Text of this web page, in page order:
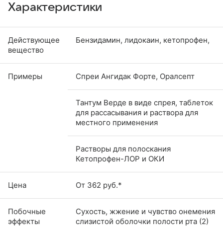
Характеристики
Действующее
вещество
Бензидамин, лидокаин, кетопрофен,
Примеры Спреи Ангидак Форте, Оралсепт
Тантум Верде в виде спрея, таблеток
для рассасывания и раствора для
местного применения
Растворы для полоскания
Кетопрофен-ЛОР и ОКИ
Цена От 362 руб.*
Побочные
эффекты
Сухость, жжение и чувство онемения
слизистой оболочки полости рта (2)